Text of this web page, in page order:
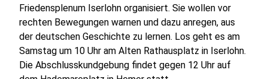
Friedensplenum Iserlohn organisiert. Sie wollen vor
rechten Bewegungen warnen und dazu anregen, aus
der deutschen Geschichte zu lernen. Los geht es am
Samstag um 10 Uhr am Alten Rathausplatz in Iserlohn.
Die Abschlusskundgebung findet gegen 12 Uhr auf